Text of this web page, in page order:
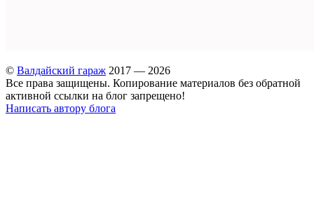
© Валдайский гараж 2017 — 2026
Все права защищены. Копирование материалов без обратной
активной ссылки на блог запрещено!
Написать автору блога